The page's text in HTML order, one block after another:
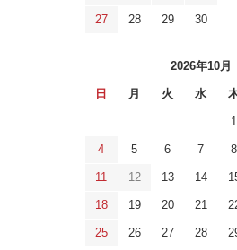
27 28 29 30
2026年10月
日 月 火 水
1
4 5 6 7 8
11 12 13 14
18 19 20 21
25 26 27 28